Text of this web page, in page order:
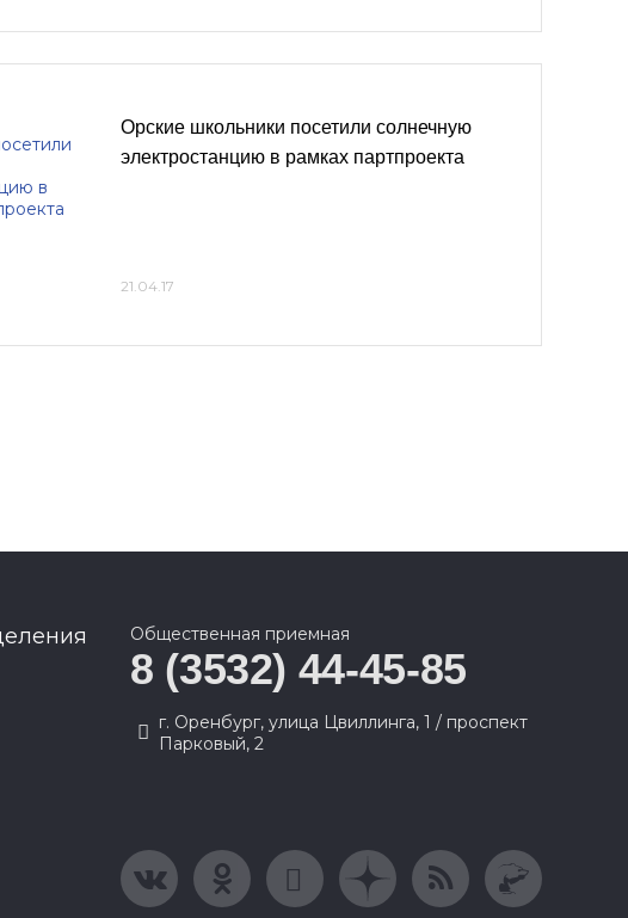
Орские школьники посетили солнечную
электростанцию в рамках партпроекта
21.04.17
Общественная приемная
8 (3532) 44-45-85
г. Оренбург, улица Цвиллинга, 1 / проспект
Парковый, 2